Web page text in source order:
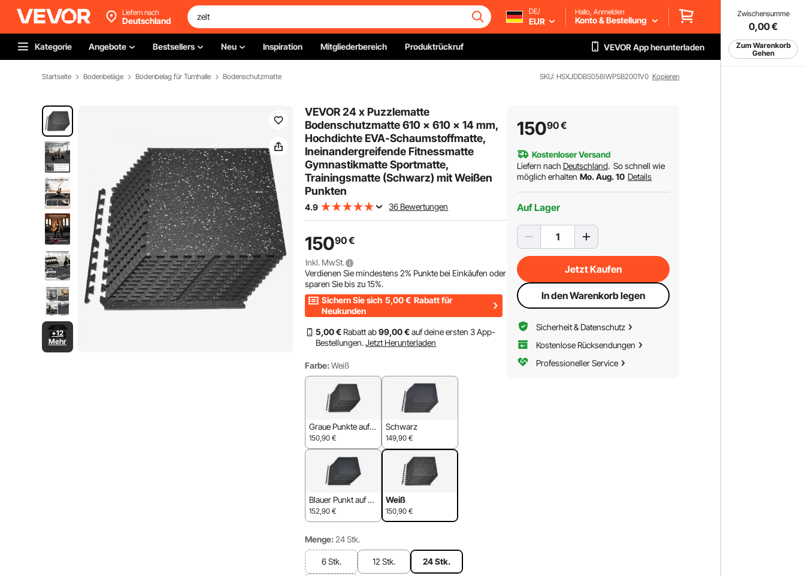
Zwischensumme
0,00€
Zum Warenkorb
Gehen
Liefern nach
Deutschland
DE/
EUR
Hallo, Anmelden
Konto & Bestellung
Kategorie Angebote Bestsellers Neu Inspiration Mitgliederbereich Produktrückruf VEVOR App herunterladen
Startseite Bodenbeläge Bodenbelag für Turnhalle Bodenschutzmatte SKU: HSXJDDBS056IWPSB2001V0 Kopieren
+12
Mehr
VEVOR 24 x Puzzlematte
Bodenschutzmatte 610 x 610 x 14 mm,
Hochdichte EVA-Schaumstoffmatte,
Ineinandergreifende Fitnessmatte
Gymnastikmatte Sportmatte,
Trainingsmatte (Schwarz) mit Weißen
Punkten
4.9 36 Bewertungen
15090€
Inkl. MwSt.
Verdienen Sie mindestens2% Punkte bei Einkäufen oder
sparen Sie bis zu15%.
Sichern Sie sich 5,00 € Rabatt für
Neukunden
5,00 € Rabatt ab99,00 €auf deine ersten 3 App-
Bestellungen. Jetzt Herunterladen
Farbe: Weiß
Graue Punkte auf S
chwarz
150,90 €
Schwarz
149,90 €
Blauer Punkt auf Sc
hwarz
152,90 €
Weiß
150,90 €
Menge: 24 Stk.
6 Stk. 12 Stk. 24 Stk.
15090€
Kostenloser Versand
Liefern nach Deutschland. So schnell wie
möglich erhalten Mo. Aug. 10 Details
Auf Lager
Jetzt Kaufen
In den Warenkorb legen
Sicherheit & Datenschutz
Kostenlose Rücksendungen
Professioneller Service